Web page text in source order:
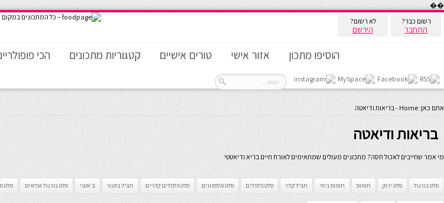
��
רשום כבר?
התחבר
לא רשום?
הירשם
הוסיפו מתכון אזור אישי טורים אישיים קטגוריות מתכונים הכי
אתם כאן: Home
-בריאות ודיאטה
בריאות ודיאטה
מי אמר שחייבים לאכול חסה? מתכונים מעולים שמתאימים לאורח חיים בריא ודיאטטי
סלט בורגול סלט ירוק חומוס חומוס ביתי חציל קלוי סלט פלפלים סלט מלפפונים סלט פלפלים קלויים חציל בתנור צ'אטני סלט בורגול ועדשים סלט